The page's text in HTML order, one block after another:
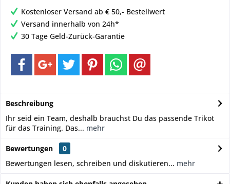
Kostenloser Versand ab € 50,- Bestellwert
Versand innerhalb von 24h*
30 Tage Geld-Zurück-Garantie
Beschreibung
Ihr seid ein Team, deshalb brauchst Du das passende Trikot
für das Training. Das... mehr
Bewertungen
0
Bewertungen lesen, schreiben und diskutieren... mehr